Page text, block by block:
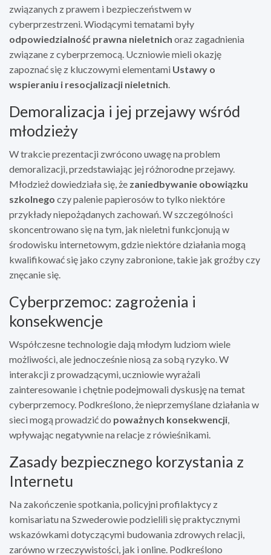
związanych z prawem i bezpieczeństwem w
cyberprzestrzeni. Wiodącymi tematami były
odpowiedzialność prawna nieletnich oraz zagadnienia
związane z cyberprzemocą. Uczniowie mieli okazję
zapoznać się z kluczowymi elementami Ustawy o
wspieraniu i resocjalizacji nieletnich
Demoralizacja i jej przejawy wśród
młodzieży
W trakcie prezentacji zwrócono uwagę na problem
demoralizacji, przedstawiając jej różnorodne przejawy.
Młodzież dowiedziała się, że zaniedbywanie obowiązku
szkolnego czy palenie papierosów to tylko niektóre
przykłady niepożądanych zachowań. W szczególności
skoncentrowano się na tym, jak nieletni funkcjonują w
środowisku internetowym, gdzie niektóre działania mogą
kwalifikować się jako czyny zabronione, takie jak groźby czy
znęcanie się.
Cyberprzemoc: zagrożenia i
konsekwencje
Współczesne technologie dają młodym ludziom wiele
możliwości, ale jednocześnie niosą za sobą ryzyko. W
interakcji z prowadzącymi, uczniowie wyrażali
zainteresowanie i chętnie podejmowali dyskusję na temat
cyberprzemocy. Podkreślono, że nieprzemyślane działania w
sieci mogą prowadzić do poważnych konsekwencji
wpływając negatywnie na relacje z rówieśnikami.
Zasady bezpiecznego korzystania z
Internetu
Na zakończenie spotkania, policyjni profilaktycy z
komisariatu na Szwederowie podzielili się praktycznymi
wskazówkami dotyczącymi budowania zdrowych relacji,
zarówno w rzeczywistości, jak i online. Podkreślono